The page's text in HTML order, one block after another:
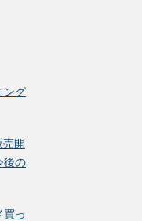
ング
売開
後の
買っ